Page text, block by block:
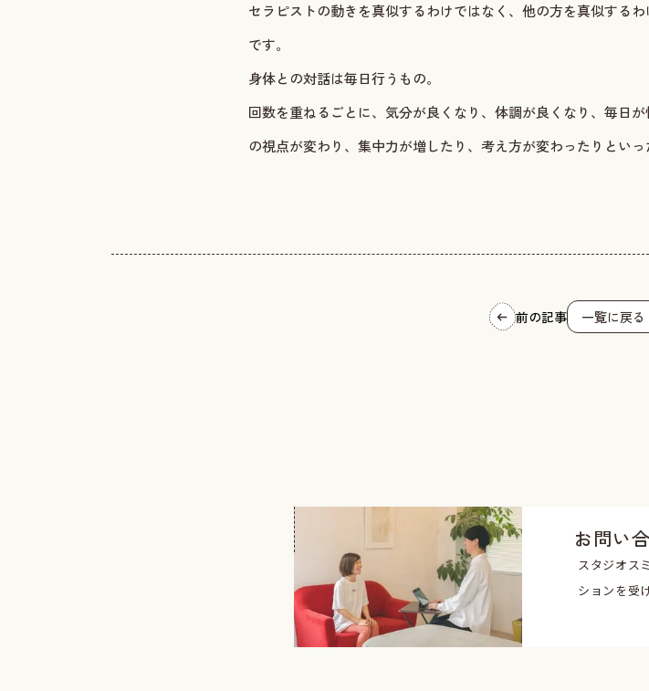
セラピストの動きを真似するわけではなく、他の方を真似する
です。
身体との対話は毎日行うもの。
回数を重ねるごとに、気分が良くなり、体調が良くなり、毎日
の視点が変わり、集中力が増したり、考え方が変わったりとい
前の記事 一覧に戻る
お問い
スタジオス
ションを受